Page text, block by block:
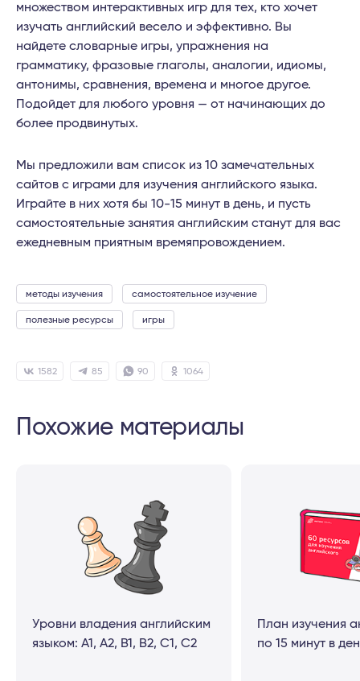
множеством интерактивных игр для тех, кто хочет
изучать английский весело и эффективно. Вы
найдете словарные игры, упражнения на
грамматику, фразовые глаголы, аналогии, идиомы,
антонимы, сравнения, времена и многое другое.
Подойдет для любого уровня — от начинающих до
более продвинутых.
Мы предложили вам список из 10 замечательных
сайтов с играми для изучения английского языка.
Играйте в них хотя бы 10-15 минут в день, и пусть
самостоятельные занятия английским станут для вас
ежедневным приятным времяпровождением.
методы изучения самостоятельное изучение
полезные ресурсы игры
1582 1064
85 90
Похожие материалы
Уровни владения английским
языком: A1, A2, B1, B2, C1, C2
План изучения
по 15 минут в